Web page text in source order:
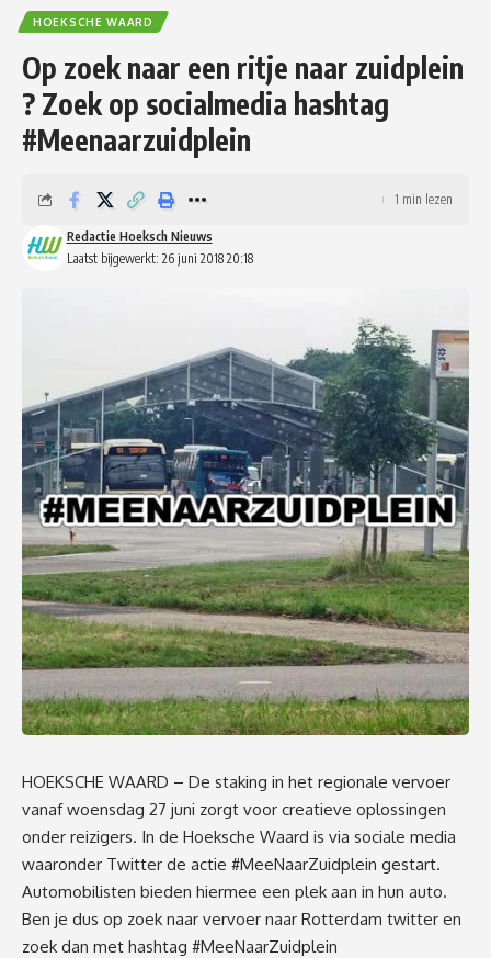
HOEKSCHE WAARD
Op zoek naar een ritje naar zuidplein
? Zoek op socialmedia hashtag
#Meenaarzuidplein
Laatst bijgewerkt: 26 juni 2018 20:18
Redactie Hoeksch Nieuws
1 min lezen
HOEKSCHE WAARD – De staking in het regionale vervoer
vanaf woensdag 27 juni zorgt voor creatieve oplossingen
onder reizigers. In de Hoeksche Waard is via sociale media
waaronder Twitter de actie #MeeNaarZuidplein gestart.
Automobilisten bieden hiermee een plek aan in hun auto.
Ben je dus op zoek naar vervoer naar Rotterdam twitter en
zoek dan met hashtag #MeeNaarZuidplein